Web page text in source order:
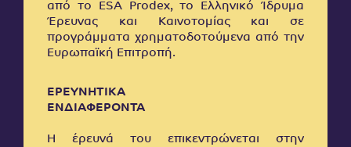
από το ESA Prodex, το Ελληνικό Ίδρυμα
Έρευνας και Καινοτομίας και σε
προγράμματα χρηματοδοτούμενα από την
Ευρωπαϊκή Επιτροπή.
ΕΡΕΥΝΗΤΙΚΑ
ΕΝΔΙΑΦΕΡΟΝΤΑ
Η έρευνά του επικεντρώνεται στην